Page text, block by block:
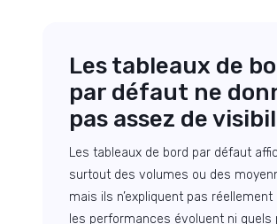
Les tableaux de
par défaut ne
pas assez de
Les tableaux de bord par défaut
surtout des volumes ou des
mais ils n’expliquent pas réellement
les performances évoluent ni quels